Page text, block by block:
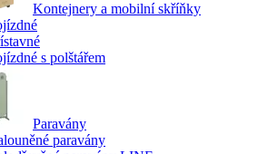
Kontejnery a mobilní skříňky
s polštářem
Paravány
paravány